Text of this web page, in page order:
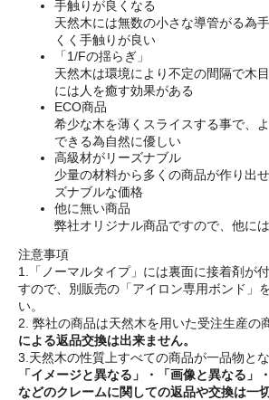
手触りが良くなる
天然木には無数の小さな導管がる為
くく手触りが良い
「1/Fの揺らぎ」
天然木は環境により不定の間隔で木
には人を癒す効果がある
ECO商品
希少な木を薄くスライスする事で、
できる為自然に優しい
高級材がリーズナブル
少量の材料から多くの商品が作り出
ズナブルな価格
他に無い商品
弊社オリジナル商品ですので、他に
注意事項
1.「ノーマルタイプ」には裏面に接着剤が
すので、別販売の「アイロン専用ボンド」
い。
2. 弊社の商品は天然木を用いた受注生産の
による返品交換は出来ません。
3.天然木の性質上すべての商品が一品物と
「イメージと異なる」・「画像と異なる」
などのクレームに関しての返品や交換は一